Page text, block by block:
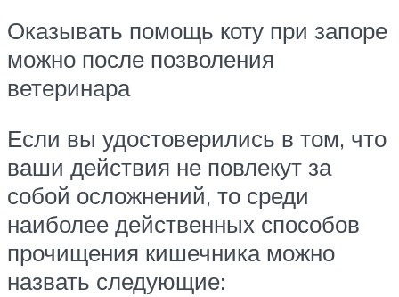
Оказывать помощь коту при запоре
можно после позволения
ветеринара
Если вы удостоверились в том, что
ваши действия не повлекут за
собой осложнений, то среди
наиболее действенных способов
прочищения кишечника можно
назвать следующие: